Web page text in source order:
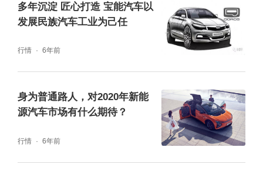
多年沉淀 匠心打造 宝能汽车以
发展民族汽车工业为己任
行情 6年前
身为普通路人，对2020年新能
源汽车市场有什么期待？
行情 6年前